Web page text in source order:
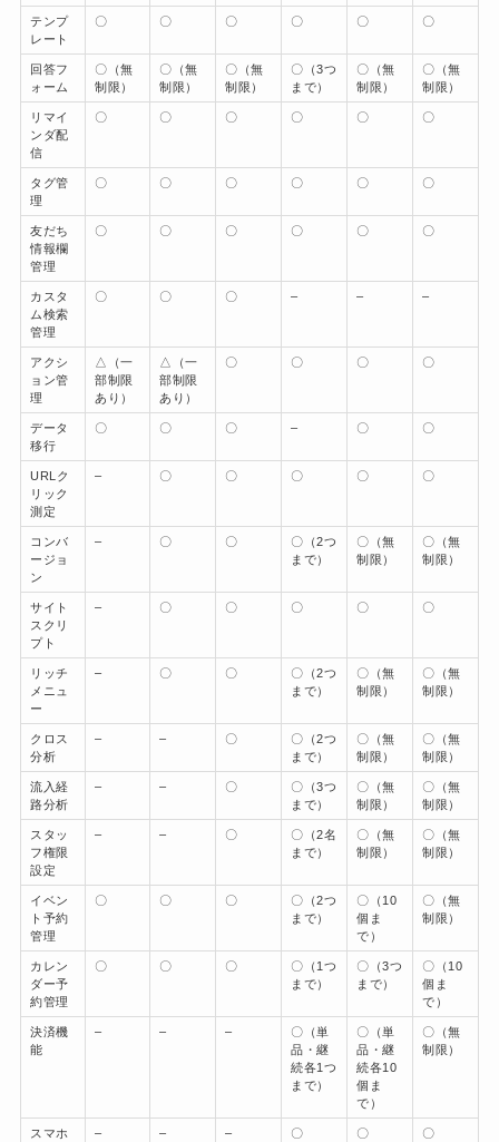
テンプ
レート
〇 〇 〇 〇 〇 〇
回答フ
ォーム
〇（無
制限）
〇（無
制限）
〇（無
制限）
〇（3つ
まで）
〇（無
制限）
〇（無
制限）
リマイ
ンダ配
信
〇 〇 〇 〇 〇 〇
タグ管
理
〇 〇 〇 〇 〇 〇
友だち
情報欄
管理
〇 〇 〇 〇 〇 〇
カスタ
ム検索
管理
〇 〇 〇 – – –
アクシ
ョン管
理
△（一
部制限
あり）
△（一
部制限
あり）
〇 〇 〇 〇
データ
移行
〇 〇 〇 – 〇 〇
URLク
リック
測定
– 〇 〇 〇 〇 〇
コンバ
ージョ
ン
– 〇 〇
〇（2つ
まで）
〇（無
制限）
〇（無
制限）
サイト
スクリ
プト
– 〇 〇 〇 〇 〇
リッチ
メニュ
ー
– 〇 〇
〇（2つ
まで）
〇（無
制限）
〇（無
制限）
クロス
分析
– – 〇
〇（2つ
まで）
〇（無
制限）
〇（無
制限）
流入経
路分析
– – 〇
〇（3つ
まで）
〇（無
制限）
〇（無
制限）
スタッ
フ権限
設定
– – 〇
〇（2名
まで）
〇（無
制限）
〇（無
制限）
イベン
ト予約
管理
〇 〇 〇
〇（2つ
まで）
〇（10
個ま
で）
〇（無
制限）
カレン
ダー予
約管理
〇 〇 〇
〇（1つ
まで）
〇（3つ
まで）
〇（10
個ま
で）
決済機
能
– – –
〇（単
品・継
続各1つ
まで）
〇（単
品・継
続各10
個ま
で）
〇（無
制限）
スマホ
– – – 〇 〇 〇